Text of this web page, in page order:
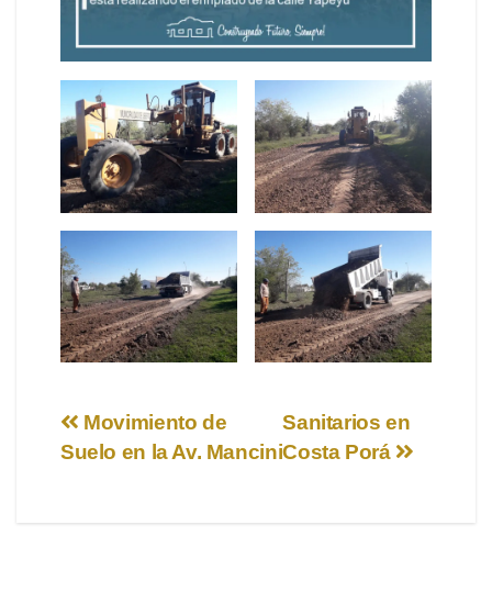
Navegación
Sanitarios en
Costa Porá
Movimiento de
Suelo en la Av. Mancini